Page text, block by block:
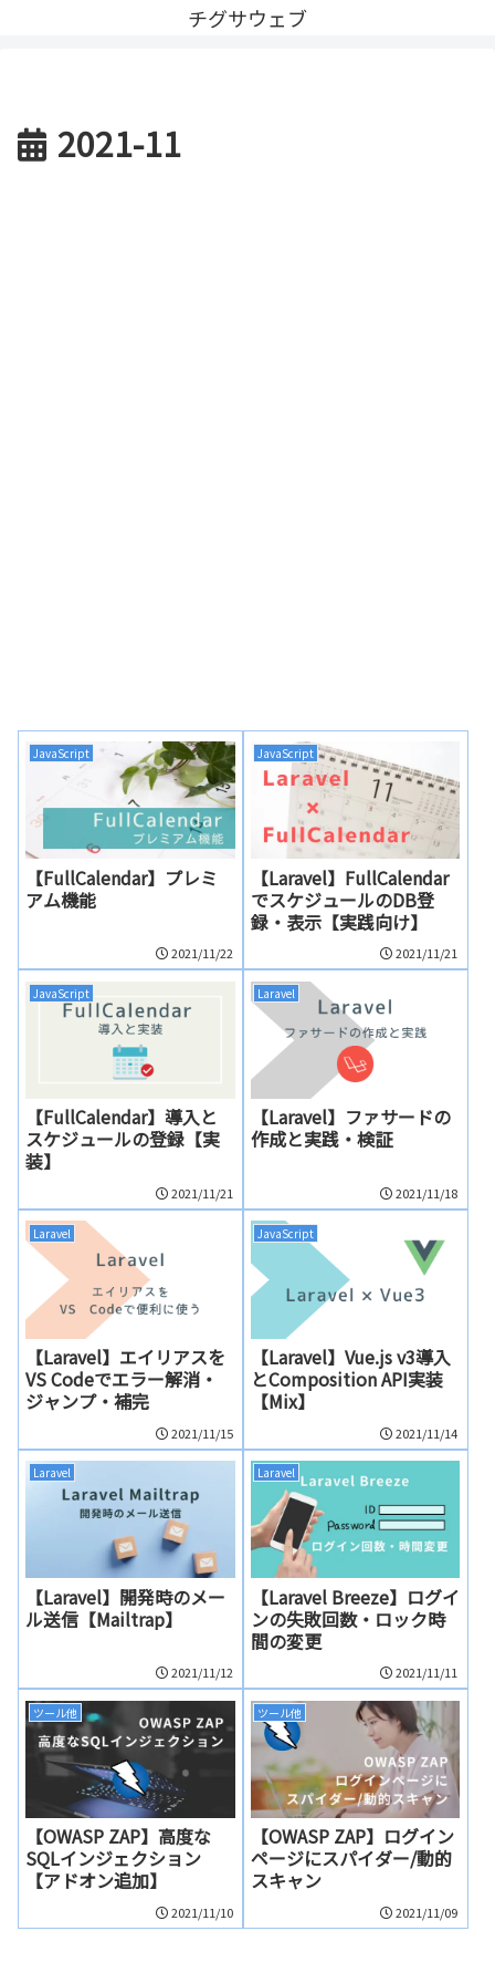
チグサウェブ
2021-11
JavaScript
【FullCalendar】プレミ
アム機能
2021/11/22
JavaScript
【Laravel】FullCalendar
でスケジュールのDB登
録・表示【実践向け】
2021/11/21
JavaScript
【FullCalendar】導入と
スケジュールの登録【実
装】
2021/11/21
Laravel
【Laravel】ファサードの
作成と実践・検証
2021/11/18
Laravel
【Laravel】エイリアスを
VS Codeでエラー解消・
ジャンプ・補完
2021/11/15
JavaScript
【Laravel】Vue.js v3導入
とComposition API実装
【Mix】
2021/11/14
Laravel
【Laravel】開発時のメー
ル送信【Mailtrap】
2021/11/12
Laravel
【Laravel Breeze】ログイ
ンの失敗回数・ロック時
間の変更
2021/11/11
ツール他
【OWASP ZAP】高度な
SQLインジェクション
【アドオン追加】
2021/11/10
ツール他
【OWASP ZAP】ログイン
ページにスパイダー/動的
スキャン
2021/11/09